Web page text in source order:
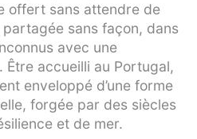
offert sans attendre de
sans façon, dans
avec une
Être accueilli au Portugal,
enveloppé d’une forme
forgée par des siècles
et de mer.